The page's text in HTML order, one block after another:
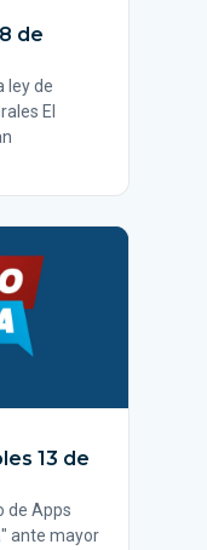
de
ley de
El
13 de
de Apps
ante mayor